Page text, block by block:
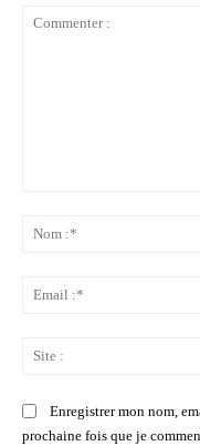
Enregistrer mon nom,
prochaine fois que je